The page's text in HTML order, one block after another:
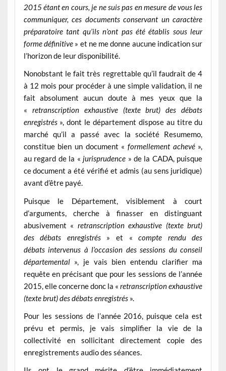
2015 étant en cours, je ne suis pas en mesure de vous les
communiquer, ces documents conservant un caractère
préparatoire tant qu’ils n’ont pas été établis sous leur
forme définitive » et ne me donne aucune indication sur
l’horizon de leur disponibilité.
Nonobstant le fait très regrettable qu’il faudrait de 4
à 12 mois pour procéder à une simple validation, il ne
fait absolument aucun doute à mes yeux que la
« retranscription exhaustive (texte brut) des débats
enregistrés », dont le département dispose au titre du
marché qu’il a passé avec la société Resumemo,
constitue bien un document «formellement achevé »,
au regard de la « jurisprudence » de la CADA, puisque
ce document a été vérifié et admis (au sens juridique)
avant d’être payé.
Puisque le Département, visiblement à court
d’arguments, cherche à finasser en distinguant
abusivement « retranscription exhaustive (texte brut)
des débats enregistrés » et «compte rendu des
débats intervenus à l’occasion des sessions du conseil
départemental», je vais bien entendu clarifier ma
requête en précisant que pour les sessions de l’année
2015, elle concerne donc la «retranscription exhaustive
(texte brut) des débats enregistrés ».
Pour les sessions de l’année 2016, puisque cela est
prévu et permis, je vais simplifier la vie de la
collectivité en sollicitant directement copie des
enregistrements audio des séances.